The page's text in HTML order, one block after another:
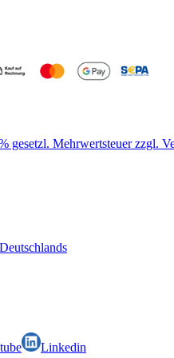
gesetzl. Mehrwertsteuer zzgl.
Linkedin